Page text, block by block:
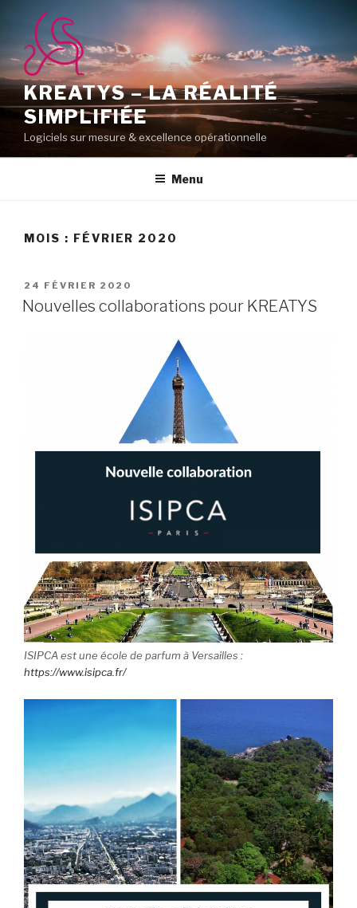
contenu
principal
KREATYS – LA RÉALITÉ
SIMPLIFIÉE
Logiciels sur mesure & excellence opérationnelle
Menu
MOIS : FÉVRIER 2020
PUBLIÉ
LE
24 FÉVRIER 2020
Nouvelles collaborations pour KREATYS
ISIPCA est une école de parfum à Versailles :
https://www.isipca.fr/